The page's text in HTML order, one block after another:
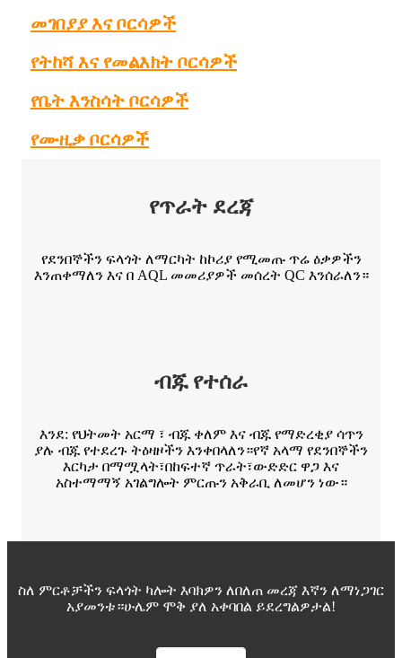
መገበያያ እና ቦርሳዎች
የትከሻ እና የመልእክት ቦርሳዎች
የቤት እንስሳት ቦርሳዎች
የሙዚቃ ቦርሳዎች
የጥራት ደረጃ
የደንበኞችን ፍላጎት ለማርካት ከኮሪያ የሚመጡ ጥሬ ዕቃዎችን
እንጠቀማለን እና በ AQL መመሪያዎች መሰረት QC እንሰራለን።
ብጁ የተሰራ
እንደ: የህትመት አርማ ፣ ብጁ ቀለም እና ብጁ የማድረቂያ ሳጥን
ያሉ ብጁ የተደረጉ ትዕዛዞችን እንቀበላለን።የኛ አላማ የደንበኞችን
እርካታ በማሟላት፣በከፍተኛ ጥራት፣ውድድር ዋጋ እና
አስተማማኝ አገልግሎት ምርጡን አቅራቢ ለመሆን ነው።
ስለ ምርቶቻችን ፍላጎት ካሎት እባክዎን ለበለጠ መረጃ እኛን ለማነጋገር
አያመንቱ።ሁሌም ሞቅ ያለ አቀባበል ይደረግልዎታል!